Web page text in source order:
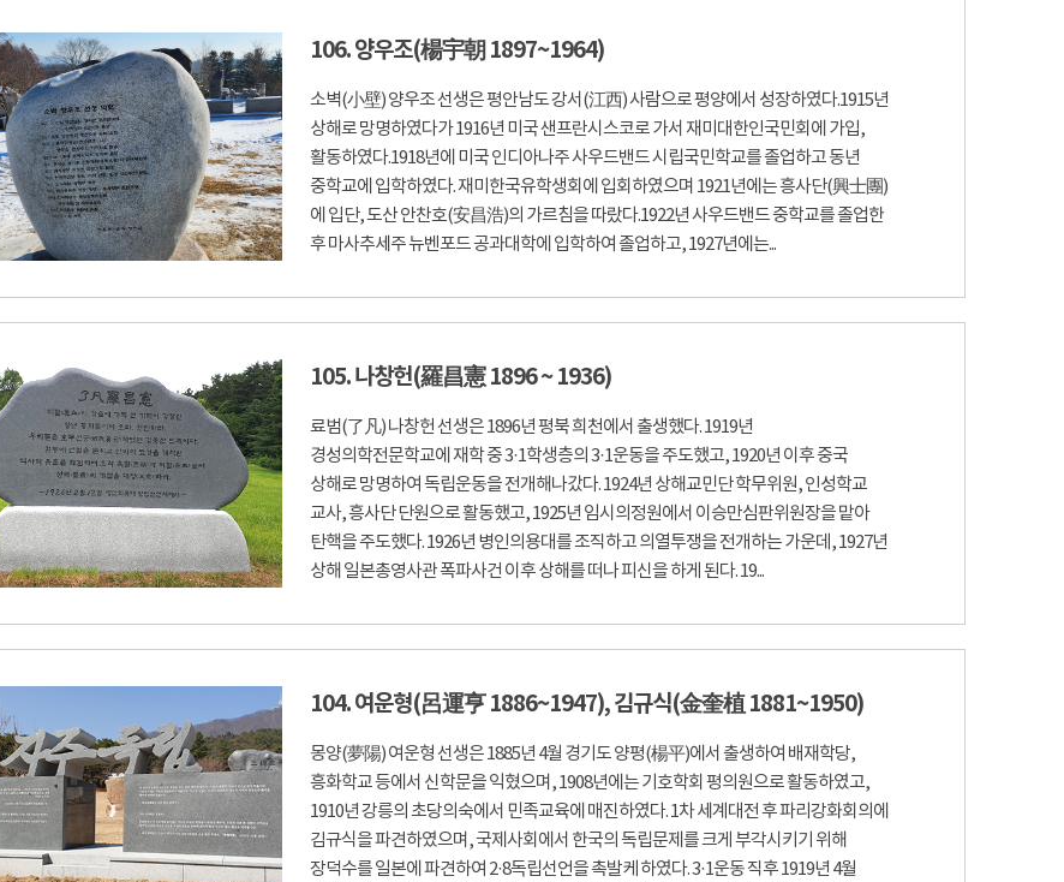
106. 양우조(楊宇朝 1897~1964)
소벽(小壁) 양우조 선생은 평안남도 강서(江西) 사람으로 평양에서 성장하였다.1915년
상해로 망명하였다가 1916년 미국 샌프란시스코로 가서 재미대한인국민회에 가입,
활동하였다.1918년에 미국 인디아나주 사우드밴드 시립국민학교를 졸업하고 동년
중학교에 입학하였다. 재미한국유학생회에 입회하였으며 1921년에는 흥사단(興士團)
에 입단, 도산 안찬호(安昌浩)의 가르침을 따랐다.1922년 사우드밴드 중학교를 졸업한
후 마사추세주 뉴벤포드 공과대학에 입학하여 졸업하고, 1927년에는...
105. 나창헌(羅昌憲 1896 ~ 1936)
료범(了凡) 나창헌 선생은 1896년 평북 희천에서 출생했다. 1919년
경성의학전문학교에 재학 중 3·1학생층의 3·1운동을 주도했고, 1920년 이후 중국
상해로 망명하여 독립운동을 전개해나갔다. 1924년 상해교민단 학무위원, 인성학교
교사, 흥사단 단원으로 활동했고, 1925년 임시의정원에서 이승만심판위원장을 맡아
탄핵을 주도했다. 1926년 병인의용대를 조직하고 의열투쟁을 전개하는 가운데, 1927년
상해 일본총영사관 폭파사건 이후 상해를 떠나 피신을 하게 된다. 19...
104. 여운형(呂運亨 1886~1947), 김규식(金奎植 1881~1950)
몽양(夢陽) 여운형 선생은 1885년 4월 경기도 양평(楊平)에서 출생하여 배재학당,
흥화학교 등에서 신학문을 익혔으며, 1908년에는 기호학회 평의원으로 활동하였고,
1910년 강릉의 초당의숙에서 민족교육에 매진하였다. 1차 세계대전 후 파리강화회의에
김규식을 파견하였으며, 국제사회에서 한국의 독립문제를 크게 부각시키기 위해
장덕수를 일본에 파견하여 2·8독립선언을 촉발케 하였다. 3·1운동 직후 1919년 4월